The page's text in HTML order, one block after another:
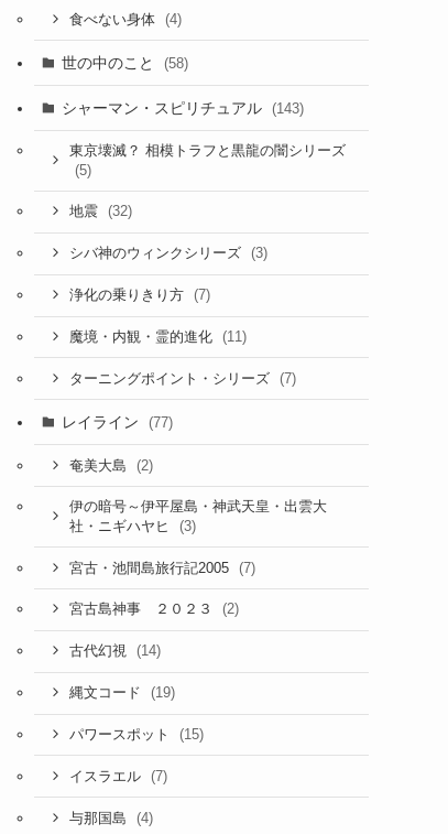
食べない身体 (4)
世の中のこと (58)
シャーマン・スピリチュアル (143)
東京壊滅？ 相模トラフと黒龍の闇シリーズ
(5)
地震 (32)
シバ神のウィンクシリーズ (3)
浄化の乗りきり方 (7)
魔境・内観・霊的進化 (11)
ターニングポイント・シリーズ (7)
レイライン (77)
奄美大島 (2)
伊の暗号～伊平屋島・神武天皇・出雲大
社・ニギハヤヒ
(3)
宮古・池間島旅行記2005 (7)
宮古島神事 ２０２３ (2)
古代幻視 (14)
縄文コード (19)
パワースポット (15)
イスラエル (7)
与那国島 (4)